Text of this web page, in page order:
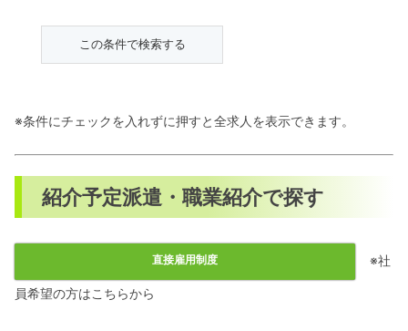
※条件にチェックを入れずに押すと全求人を表示できます。
紹介予定派遣・職業紹介で探す
直接雇用制度 ※社
員希望の方はこちらから